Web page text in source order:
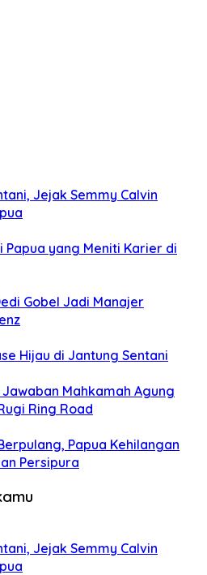
Jejak Semmy Calvin
Papua yang Meniti Karier di
Gobel Jadi Manajer
Hijau di Jantung Sentani
Mahkamah Agung
Ring Road
Papua Kehilangan
Persipura
Jejak Semmy Calvin